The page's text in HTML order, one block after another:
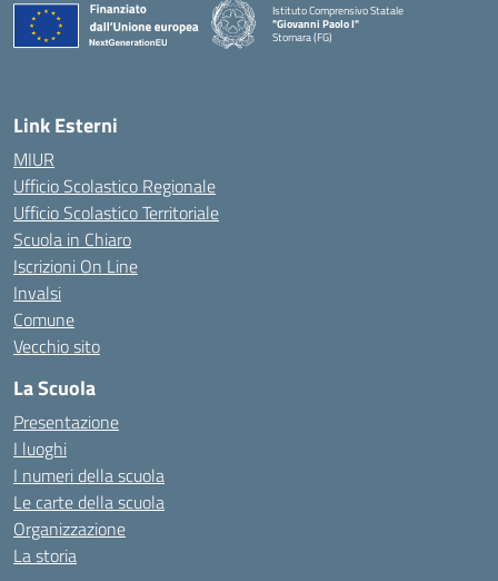
Istituto Comprensivo Statale
"Giovanni Paolo I"
Stornara (FG)
Link Esterni
MIUR
Ufficio Scolastico Regionale
Ufficio Scolastico Territoriale
Scuola in Chiaro
Iscrizioni On Line
Invalsi
Comune
Vecchio sito
La Scuola
Presentazione
I luoghi
I numeri della scuola
Le carte della scuola
Organizzazione
La storia